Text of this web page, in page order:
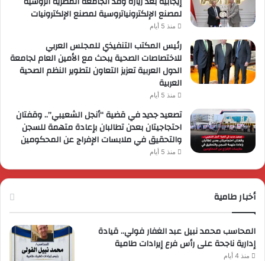
لمصنع الإلكترونياتروسية لمصنع الإلكترونيات
منذ 5 أيام
رئيس المكتب التنفيذي للمجلس العربي
للاختصاصات الصحية يبحث مع الأمين العام لجامعة
الدول العربية تعزيز التعاون لتطوير النظم الصحية
العربية
منذ 5 أيام
تصعيد جديد في قضية “أنجل الشعيبي”.. وقفتان
احتجاجيتان بعدن تطالبان بإعادة متهمة للسجن
والتحقيق في ملابسات الإفراج عن المحكومين
منذ 5 أيام
أخبار طامية
المحاسب محمد نبيل عبد الغفار فولي.. قيادة
إدارية ناجحة على رأس فرع إيرادات طامية
منذ 4 أيام